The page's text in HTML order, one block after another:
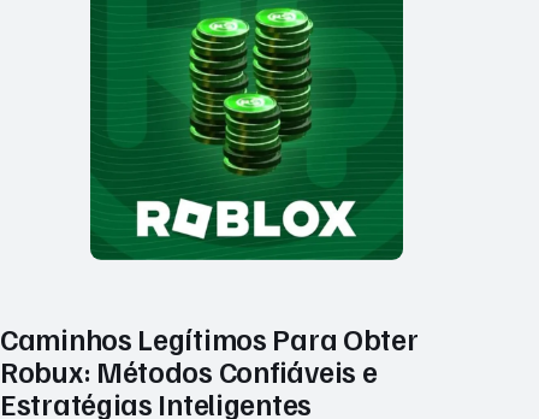
Caminhos Legítimos Para Obter
Robux: Métodos Confiáveis e
Estratégias Inteligentes